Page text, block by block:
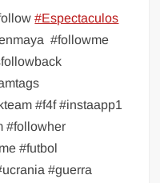
#Espectaculos
#followme
#f4f #instaapp1
#followher
#futbol
#guerra